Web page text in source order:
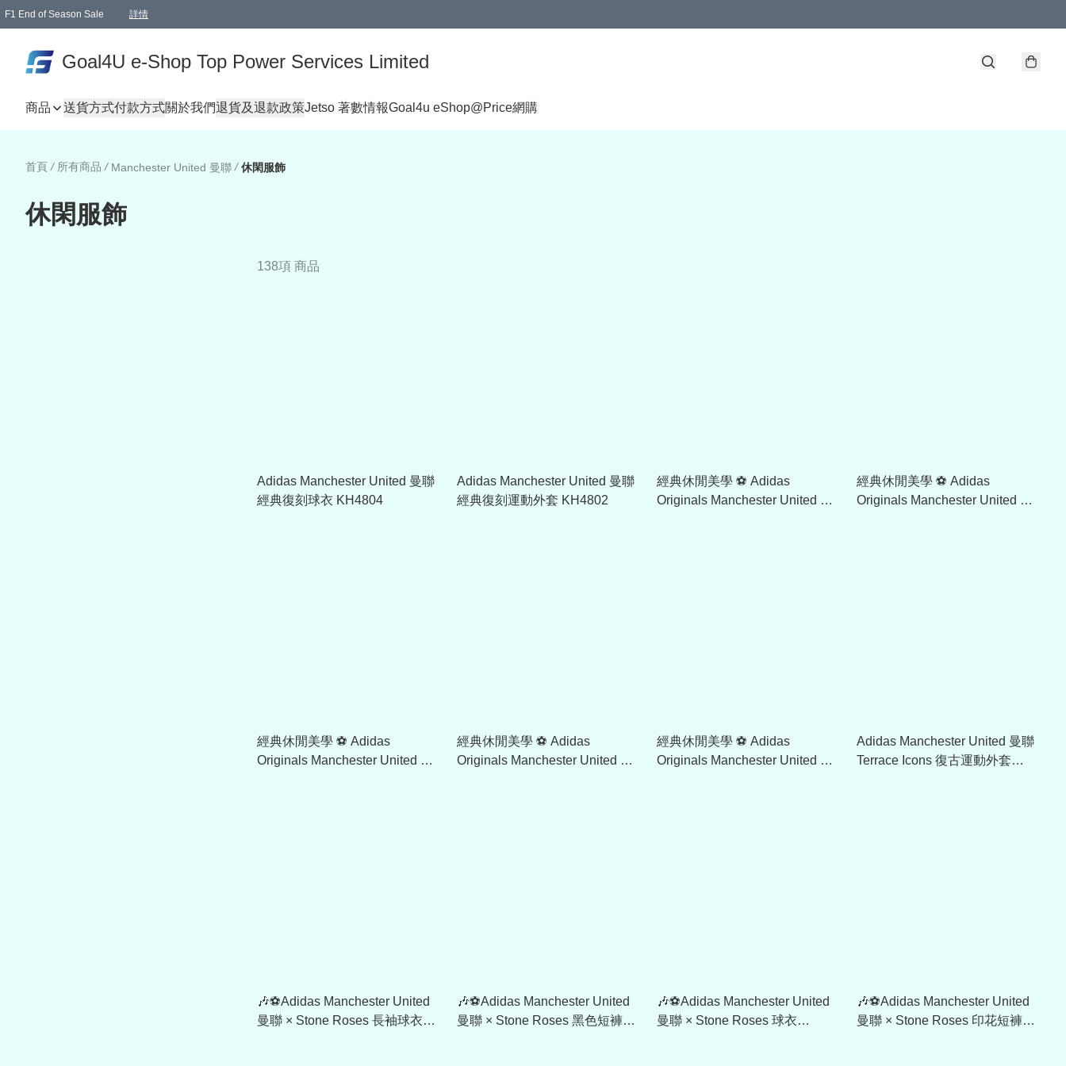
F1 End of Season Sale 詳情
Goal4U e-Shop Top Power Services Limited
商品 送貨方式付款方式關於我們退貨及退款政策Jetso 著數情報Goal4u eShop@Price網購
首頁 / 所有商品 / Manchester United 曼聯 / 休閑服飾
休閑服飾
138項 商品
Adidas Manchester United 曼聯
經典復刻球衣 KH4804
Adidas Manchester United 曼聯
經典復刻運動外套 KH4802
經典休閒美學 ⚽ Adidas
Originals Manchester United 曼
經典休閒美學 ⚽ Adidas
Originals Manchester United 曼
經典休閒美學 ⚽ Adidas
Originals Manchester United 曼
經典休閒美學 ⚽ Adidas
Originals Manchester United 曼
經典休閒美學 ⚽ Adidas
Originals Manchester United 曼
Adidas Manchester United 曼聯
Terrace Icons 復古運動外套
🎶⚽Adidas Manchester United
曼聯 × Stone Roses 長袖球衣
🎶⚽Adidas Manchester United
曼聯 × Stone Roses 黑色短褲
🎶⚽Adidas Manchester United
曼聯 × Stone Roses 球衣
🎶⚽Adidas Manchester United
曼聯 × Stone Roses 印花短褲